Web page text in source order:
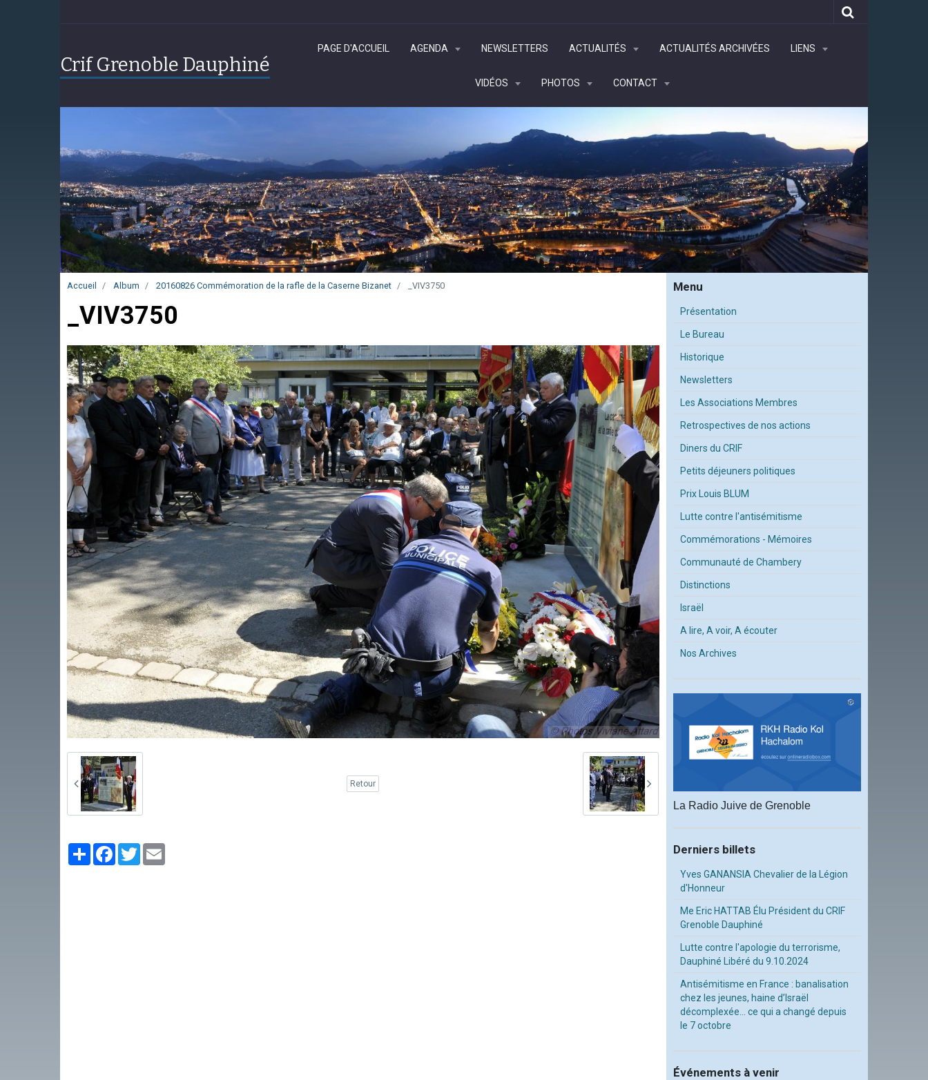
Crif Grenoble Dauphiné
PAGE D'ACCUEIL AGENDA NEWSLETTERS ACTUALITÉS ACTUALITÉS ARCHIVÉES LIENS
VIDÉOS PHOTOS CONTACT
Accueil Album 20160826 Commémoration de la rafle de la Caserne Bizanet _VIV3750
_VIV3750
Retour
PartagerFacebook
Twitter
Menu
Présentation
Le Bureau
Historique
Newsletters
Les Associations Membres
Retrospectives de nos actions
Diners du CRIF
Petits déjeuners politiques
Prix Louis BLUM
Lutte contre l'antisémitisme
Commémorations - Mémoires
Communauté de Chambery
Distinctions
Israël
A lire, A voir, A écouter
Nos Archives
La Radio Juive de Grenoble
Derniers billets
Yves GANANSIA Chevalier de la Légion
d'Honneur
Me Eric HATTAB Élu Président du CRIF
Grenoble Dauphiné
Lutte contre l'apologie du terrorisme,
Dauphiné Libéré du 9.10.2024
Antisémitisme en France : banalisation
chez les jeunes, haine d’Israël
décomplexée… ce qui a changé depuis
le 7 octobre
Événements à venir